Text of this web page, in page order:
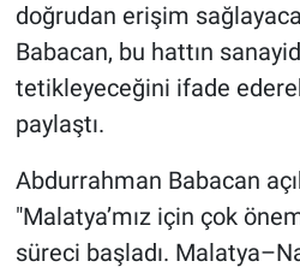
doğrudan erişim
Babacan, bu hattın
tetikleyeceğini ifade
paylaştı.
Abdurrahman Babacan
"Malatya’mız için çok
süreci başladı.